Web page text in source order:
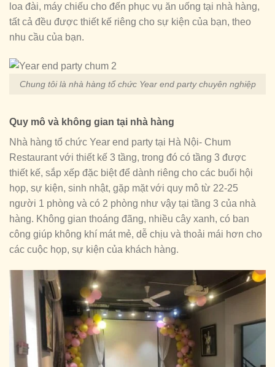
loa đài, máy chiếu cho đến phục vụ ăn uống tại nhà hàng,
tất cả đều được thiết kế riêng cho sự kiện của bạn, theo
nhu cầu của bạn.
Chung tôi là nhà hàng tổ chức Year end party chuyên nghiệp
Quy mô và không gian tại nhà hàng
Nhà hàng tổ chức Year end party tại Hà Nội- Chum
Restaurant với thiết kế 3 tầng, trong đó có tầng 3 được
thiết kế, sắp xếp đặc biệt để dành riêng cho các buổi hội
họp, sự kiện, sinh nhật, gặp mặt với quy mô từ 22-25
người 1 phòng và có 2 phòng như vậy tại tầng 3 của nhà
hàng. Không gian thoáng đãng, nhiều cây xanh, có ban
công giúp không khí mát mẻ, dễ chịu và thoải mái hơn cho
các cuộc họp, sự kiện của khách hàng.